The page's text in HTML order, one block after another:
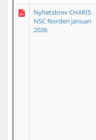
Nyhetsbrev CHARIS
NSC Norden januari
2026